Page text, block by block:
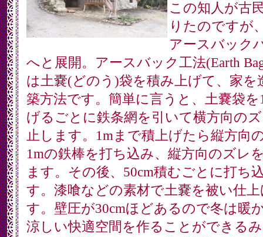
この知人が古
りたのですが
アースバック
へと展開。アースバック工法(Earth
は土嚢(どのう)袋を積み上げて、家を
築方法です。簡単に言うと、土嚢袋を
げるごとに鉄条網を引いて横方向の
止します。1mまで積上げたら縦方向
1mの鉄棒を打ち込み、縦方向のズレ
ます。その後、50cm積むごとに打ち
す。漆喰などの素材で土嚢を被い仕
す。壁圧が30cmほどあるので冬は暖
涼しい快適空間を作ることができる